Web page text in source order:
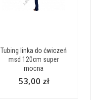
Tubing linka do ćwiczeń
msd 120cm super
mocna
53,00 zł